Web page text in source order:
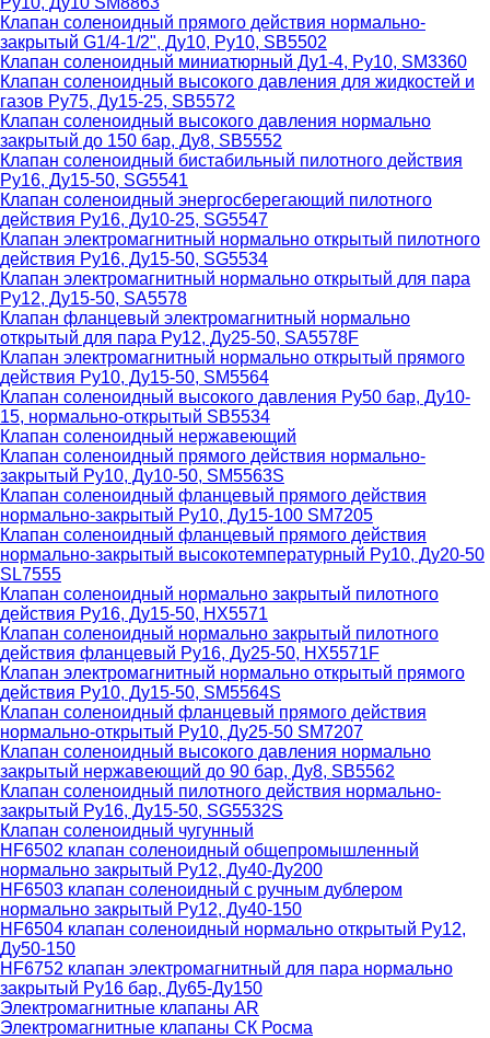
Клапан соленоидный прямого действия нормально-
закрытый G1/4-1/2", Ду10, Ру10, SB5502
Клапан соленоидный миниатюрный Ду1-4, Ру10, SM3360
Клапан соленоидный высокого давления для жидкостей и
газов Ру75, Ду15-25, SB5572
Клапан соленоидный высокого давления нормально
закрытый до 150 бар, Ду8, SB5552
Клапан соленоидный бистабильный пилотного действия
Ру16, Ду15-50, SG5541
Клапан соленоидный энергосберегающий пилотного
действия Ру16, Ду10-25, SG5547
Клапан электромагнитный нормально открытый пилотного
действия Ру16, Ду15-50, SG5534
Клапан электромагнитный нормально открытый для пара
Ру12, Ду15-50, SA5578
Клапан фланцевый электромагнитный нормально
открытый для пара Ру12, Ду25-50, SA5578F
Клапан электромагнитный нормально открытый прямого
действия Ру10, Ду15-50, SM5564
Клапан соленоидный высокого давления Ру50 бар, Ду10-
15, нормально-открытый SB5534
Клапан соленоидный нержавеющий
Клапан соленоидный прямого действия нормально-
закрытый Ру10, Ду10-50, SM5563S
Клапан соленоидный фланцевый прямого действия
нормально-закрытый Ру10, Ду15-100 SM7205
Клапан соленоидный фланцевый прямого действия
нормально-закрытый высокотемпературный Ру10, Ду20-50
SL7555
Клапан соленоидный нормально закрытый пилотного
действия Ру16, Ду15-50, HX5571
Клапан соленоидный нормально закрытый пилотного
действия фланцевый Ру16, Ду25-50, HX5571F
Клапан электромагнитный нормально открытый прямого
действия Ру10, Ду15-50, SM5564S
Клапан соленоидный фланцевый прямого действия
нормально-открытый Ру10, Ду25-50 SM7207
Клапан соленоидный высокого давления нормально
закрытый нержавеющий до 90 бар, Ду8, SB5562
Клапан соленоидный пилотного действия нормально-
закрытый Ру16, Ду15-50, SG5532S
Клапан соленоидный чугунный
HF6502 клапан соленоидный общепромышленный
нормально закрытый Ру12, Ду40-Ду200
HF6503 клапан соленоидный с ручным дублером
нормально закрытый Ру12, Ду40-150
HF6504 клапан соленоидный нормально открытый Ру12,
Ду50-150
HF6752 клапан электромагнитный для пара нормально
закрытый Ру16 бар, Ду65-Ду150
Электромагнитные клапаны AR
Электромагнитные клапаны СК Росма